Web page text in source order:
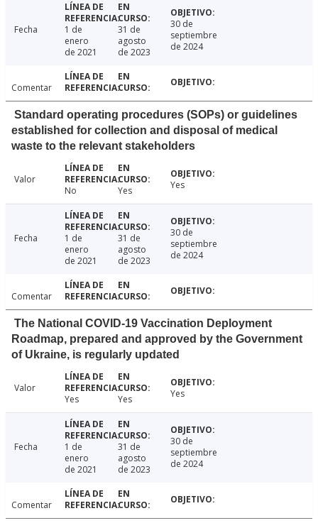
Fecha
1 de
enero
de 2021
31 de
agosto
de 2023
30 de
septiembre
de 2024
Comentar
Standard operating procedures (SOPs) or guidelines
established for collection and disposal of medical
waste to the relevant stakeholders
Valor
No
Yes Yes
Fecha
1 de
enero
de 2021
31 de
agosto
de 2023
30 de
septiembre
de 2024
Comentar
The National COVID-19 Vaccination Deployment
Roadmap, prepared and approved by the Government
of Ukraine, is regularly updated
Valor
Yes
Yes Yes
Fecha
1 de
enero
de 2021
31 de
agosto
de 2023
30 de
septiembre
de 2024
Comentar